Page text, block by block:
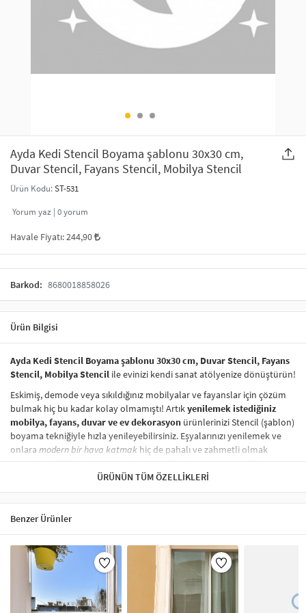
SAÇ AKSESUARLARI
GELİN / DÜĞÜN AKSESUARLARI
ŞAL VE FULAR
ODA KOKUSU VE MUM
Ayda Kedi Stencil Boyama şablonu 30x30 cm,
Duvar Stencil, Fayans Stencil, Mobilya Stencil
Ürün Kodu:ST-531
Yorum yaz | 0yorum
Havale Fiyatı:244,90
Barkod: 8680018858026
Ürün Bilgisi
Ayda Kedi Stencil Boyama şablonu 30x30 cm, Duvar Stencil, Fayans
Stencil, Mobilya Stencil ile evinizi kendi sanat atölyenize dönüştürün!
Eskimiş, demode veya sıkıldığınız mobilyalar ve fayanslar için çözüm
bulmak hiç bu kadar kolay olmamıştı! Artıkyenilemek istediğiniz
mobilya, fayans, duvar ve ev dekorasyon ürünlerinizi Stencil (şablon)
boyama tekniğiyle hızla yenileyebilirsiniz. Eşyalarınızı yenilemek ve
onlara modern bir hava katmak hiç de pahalı ve zahmetli olmak
zorunda değil! Stencil şablonları, dilediğiniz her yüzeye pratik bir
desen uygulamanızısağlar ve mobilyalarınızın, duvarlarınızın,
kumaşlarınızın görünümünü anında değiştirebilir.
Çocuğunuzun dolabına, mutfak fayanslarına,
kumaşlara bile bant yardımıyla sabitleyip, istediğiniz renklerle
boyama yapabilirsiniz. Evinizi,kişisel zevkinizle özelleştirebilir, stencil
boyama seti ile yaratıcı projeler gerçekleştirebilirsiniz.El işi ve ev
dekorasyonu
sevenler için stencil, kolayca uygulanabilecek eğlenceli
ve etkili bir aktivitedir.
Stencil Boyamatekniği, her türlü yüzeyde rahatlıkla kullanılabilir.
ÜRÜNÜN TÜM ÖZELLIKLERI
Benzer Ürünler